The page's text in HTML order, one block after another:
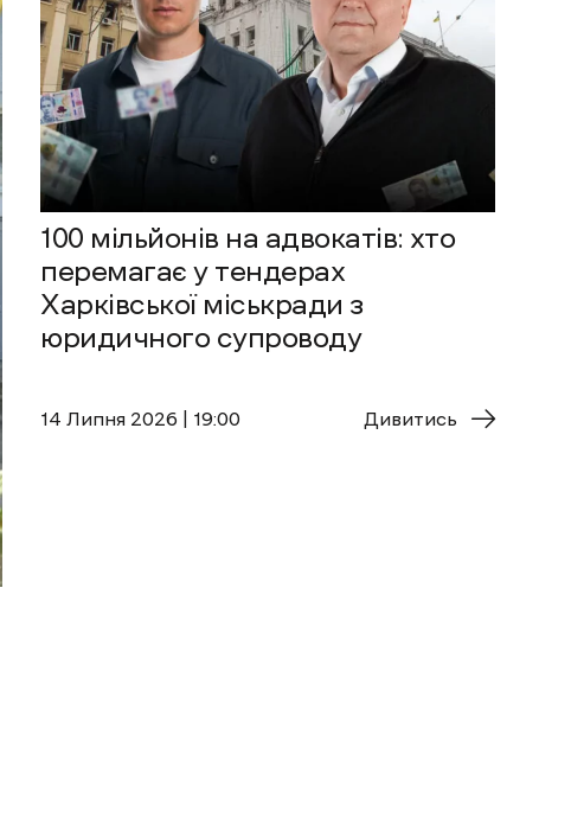
100 мільйонів на адвокатів: хто
перемагає у тендерах
Харківської міськради з
юридичного супроводу
14 Липня 2026 | 19:00 Дивитись